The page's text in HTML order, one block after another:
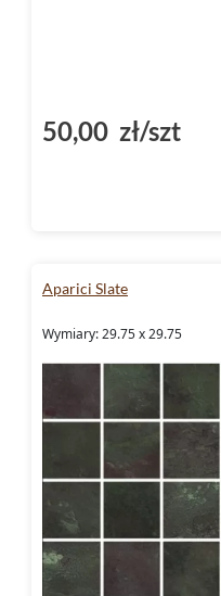
50,00 zł/szt
Aparici Slate
Wymiary: 29.75 x 29.75